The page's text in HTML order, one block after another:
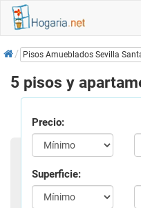
InicioPisos Amueblados Sevilla
5 pisos y
Precio:
Superficie: